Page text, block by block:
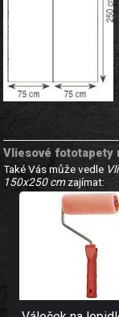
Vliesové fototapety
Také Vás může vedle
150x250 cmzajímat: